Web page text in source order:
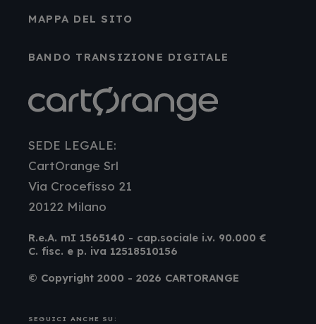
MAPPA DEL SITO
BANDO TRANSIZIONE DIGITALE
SEDE LEGALE:
CartOrange Srl
Via Crocefisso 21
20122 Milano
R.e.A. mI 1565140 - cap.sociale i.v. 90.000 €
C. fisc. e p. iva 12518510156
© Copyright 2000 - 2026 CARTORANGE
SEGUICI ANCHE SU: